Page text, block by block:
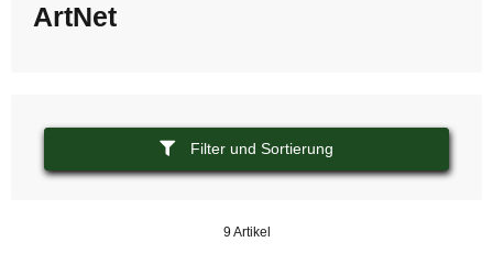
ArtNet
Filter und Sortierung
9 Artikel